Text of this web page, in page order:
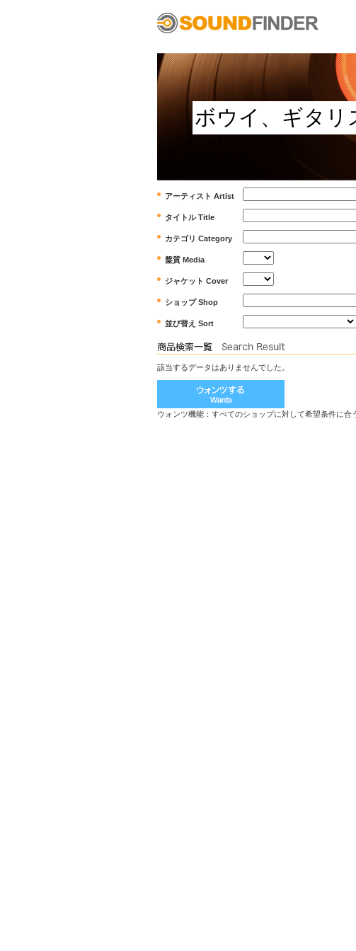
アーティスト Artist
タイトル Title
カテゴリ Category
盤質 Media
ジャケット Cover
ショップ Shop
並び替え Sort
該当するデータはありませんでした。
ウォンツ機能：すべてのショップに対して希望条件に合